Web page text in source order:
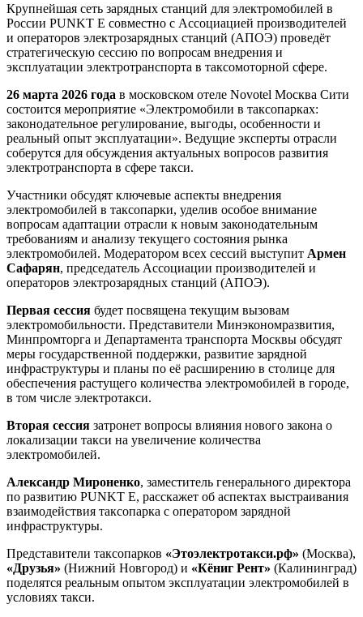
Крупнейшая сеть зарядных станций для электромобилей в
России PUNKT E совместно с Ассоциацией производителей
и операторов электрозарядных станций (АПОЭ) проведёт
стратегическую сессию по вопросам внедрения и
эксплуатации электротранспорта в таксомоторной сфере.
26 марта 2026 года в московском отеле Novotel Москва Сити
состоится мероприятие «Электромобили в таксопарках:
законодательное регулирование, выгоды, особенности и
реальный опыт эксплуатации». Ведущие эксперты отрасли
соберутся для обсуждения актуальных вопросов развития
электротранспорта в сфере такси.
Участники обсудят ключевые аспекты внедрения
электромобилей в таксопарки, уделив особое внимание
вопросам адаптации отрасли к новым законодательным
требованиям и анализу текущего состояния рынка
электромобилей. Модератором всех сессий выступит Армен
Сафарян, председатель Ассоциации производителей и
операторов электрозарядных станций (АПОЭ).
Первая сессия будет посвящена текущим вызовам
электромобильности. Представители Минэкономразвития,
Минпромторга и Департамента транспорта Москвы обсудят
меры государственной поддержки, развитие зарядной
инфраструктуры и планы по её расширению в столице для
обеспечения растущего количества электромобилей в городе,
в том числе электротакси.
Вторая сессия затронет вопросы влияния нового закона о
локализации такси на увеличение количества
электромобилей.
Александр Мироненко, заместитель генерального директора
по развитию PUNKT E, расскажет об аспектах выстраивания
взаимодействия таксопарка с оператором зарядной
инфраструктуры.
Представители таксопарков «Этоэлектротакси.рф» (Москва),
«Друзья» (Нижний Новгород) и «Кёниг Рент» (Калининград)
поделятся реальным опытом эксплуатации электромобилей в
условиях такси.